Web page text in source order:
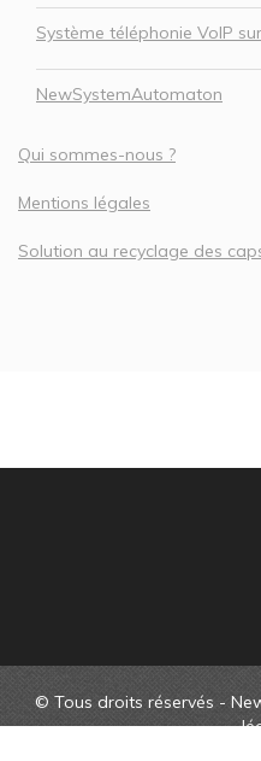
Système téléphonie VoIP
NewSystemAutomaton
Qui sommes-nous ?
Mentions légales
Solution au recyclage des
© Tous droits réservés -